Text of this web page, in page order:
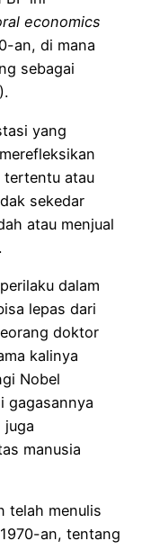
economics
an, di mana
sebagai
yang
tertentu atau
sekedar
atau menjual
dalam
lepas dari
doktor
kalinya
Nobel
gagasannya
juga
manusia
telah menulis
an, tentang